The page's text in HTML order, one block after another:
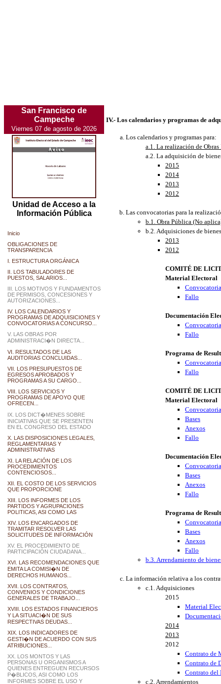
San Francisco de
Campeche
Viernes 07 de agosto de 2026
Unidad de Acceso a la
Información Pública
Inicio
OBLIGACIONES DE
TRANSPARENCIA
I. ESTRUCTURA ORGÁNICA
II. LOS TABULADORES DE
PUESTOS, SALARIOS...
III. LOS MOTIVOS Y FUNDAMENTOS
DE PERMISOS, CONCESIONES Y
AUTORIZACIONES...
IV. LOS CALENDARIOS Y
PROGRAMAS DE ADQUISICIONES Y
CONVOCATORIAS A CONCURSO...
V. LAS OBRAS POR
ADMINISTRACI�N DIRECTA...
VI. RESULTADOS DE LAS
AUDITORIAS CONCLUIDAS...
VII. LOS PRESUPUESTOS DE
EGRESOS APROBADOS Y
PROGRAMAS A SU CARGO...
VIII. LOS SERVICIOS Y
PROGRAMAS DE APOYO QUE
OFRECEN...
IX. LOS DICT�MENES SOBRE
INICIATIVAS QUE SE PRESENTEN
EN EL CONGRESO DEL ESTADO
X. LAS DISPOSICIONES LEGALES,
REGLAMENTARIAS Y
ADMINISTRATIVAS
XI. LA RELACIÓN DE LOS
PROCEDIMIENTOS
CONTENCIOSOS...
XII. EL COSTO DE LOS SERVICIOS
QUE PROPORCIONE
XIII. LOS INFORMES DE LOS
PARTIDOS Y AGRUPACIONES
POLITICAS, ASI COMO LAS
XIV. LOS ENCARGADOS DE
TRAMITAR RESOLVER LAS
SOLICITUDES DE INFORMACIÓN
XV. EL PROCEDIMIENTO DE
PARTICIPACIÓN CIUDADANA...
XVI. LAS RECOMENDACIONES QUE
EMITA LA COMISI�N DE
DERECHOS HUMANOS...
XVII. LOS CONTRATOS,
CONVENIOS Y CONDICIONES
GENERALES DE TRABAJO...
XVIII. LOS ESTADOS FINANCIEROS
Y LA SITUACI�N DE SUS
RESPECTIVAS DEUDAS...
XIX. LOS INDICADORES DE
GESTI�N DE ACUERDO CON SUS
ATRIBUCIONES...
XX. LOS MONTOS Y LAS
PERSONAS U ORGANISMOS A
QUIENES ENTREGUEN RECURSOS
P�BLICOS, ASI COMO LOS
INFORMES SOBRE EL USO Y
IV.- Los calendarios y programas de
Los calendarios y programas para:
a.1. La realización de
a.2. La adquisición de
2015
2014
2013
2012
Las convocatorias para la
b.1. Obra Pública (No
b.2. Adquisiciones de
2013
2012
COMITÉ DE
Material Electoral
Convocatoria
Fallo
Documentación
Convocatoria
Fallo
Programa de
Convocatoria
Fallo
COMITÉ DE
Material Electoral
Convocatoria
Bases
Anexos
Fallo
Documentación
Convocatoria
Bases
Anexos
Fallo
Programa de
Convocatoria
Bases
Anexos
Fallo
b.3. Arrendamiento de
La información relativa a los
c.1. Adquisiciones
2015
Material
2014
2013
2012
Contrato de
Contrato de
Contrato del
c.2. Arrendamientos